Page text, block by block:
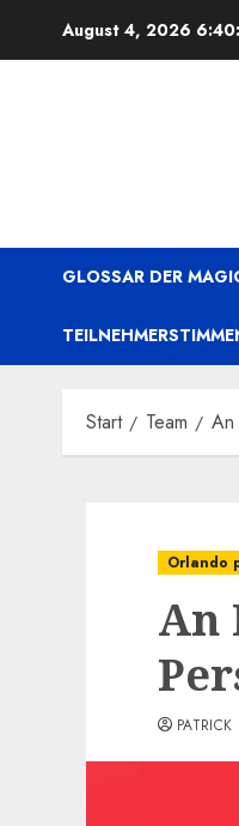
August 4, 2026
GLOSSAR DER
Start Team An
Orlando
An
PATRICK